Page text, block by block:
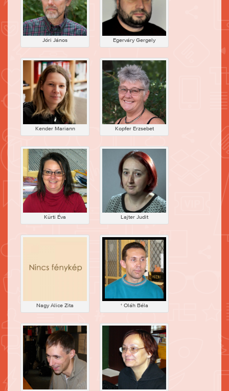
Jóri János Egerváry Gergely
Kender Mariann Kopfer Erzsebet
Kürti Éva Lajter Judit
Nagy Alice Zita † Oláh Béla